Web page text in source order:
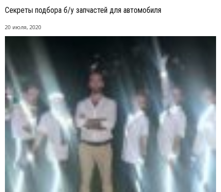
Секреты подбора б/у запчастей для автомобиля
20 июля, 2020